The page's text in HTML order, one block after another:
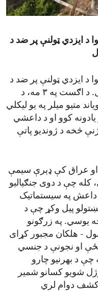
ENVIRONMENT AND
ایزدي ټولنې پر ضد د
ایزدي ټولنې پر ضد د
نسل وژنې د کمپاین نهه کاله وشول. د اګست په ۳ مه، د
متیو میلر په یو لیکلي
یادونه کوو او د داعشي
څخه د ژوندیو پاتې
او عراق کې ډېرې سیمې
چې د دوی جنګیالیو
داعش په سیستماتیک
تښتولو پیل وکړ چې د
یوسي. په زرګونو
- هلکان مجبور کړای
او نجونې د جنسي
چې د بهرنیو چارو
شویو کسانو شمیر